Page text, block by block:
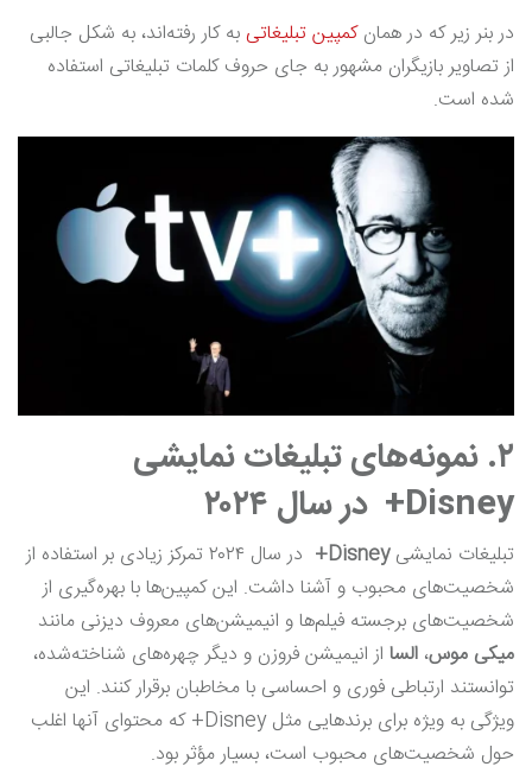
در بنر زیر که در همانکمپین تبلیغاتی به کار رفته‌اند، به شکل جالبی
از تصاویر بازیگران مشهور به جای حروف کلمات تبلیغاتی استفاده
شده است.
۲. نمونه‌های تبلیغات نمایشی
Disney+
در سال ۲۰۲۴
تبلیغات نمایشیDisney+
در سال ۲۰۲۴ تمرکز زیادی بر استفاده از
شخصیت‌های محبوب و آشنا داشت. این کمپین‌ها با بهره‌گیری از
شخصیت‌های برجسته فیلم‌ها و انیمیشن‌های معروف دیزنی مانند
میکی موس، السا از انیمیشن فروزن و دیگر چهره‌های شناخته‌شده،
توانستند ارتباطی فوری و احساسی با مخاطبان برقرار کنند. این
ویژگی به ویژه برای برندهایی مثل Disney+ که محتوای آنها اغلب
حول شخصیت‌های محبوب است، بسیار مؤثر بود.